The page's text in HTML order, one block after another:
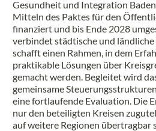
Gesundheit und Integration
Mitteln des Paktes für den
finanziert und bis Ende 2028
verbindet städtische und
schafft einen Rahmen, in dem
praktikable Lösungen über
gemacht werden. Begleitet wird
gemeinsame
eine fortlaufende Evaluation. Die
nur den beteiligten Kreisen
auf weitere Regionen übertragbar